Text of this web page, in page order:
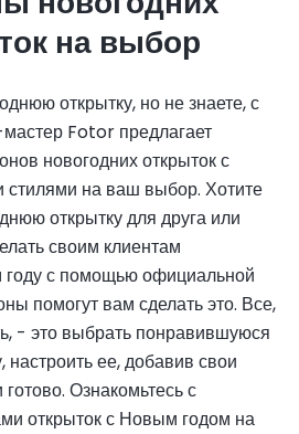
на выбор
открытку, но не знаете, с
Fotor предлагает
новогодних открыток с
на ваш выбор. Хотите
открытку для друга или
своим клиентам
с помощью официальной
помогут вам сделать это. Все,
- это выбрать понравившуюся
ее, добавив свои
Ознакомьтесь с
открыток с Новым годом на